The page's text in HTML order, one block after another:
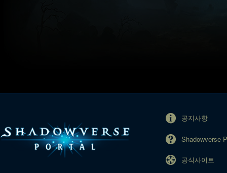
공지사항
Shadowverse
공식사이트